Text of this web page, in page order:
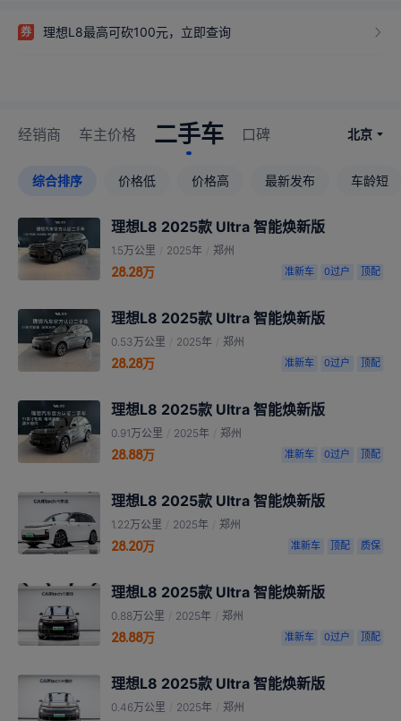
券 理想L8最高可砍100元，立即查询
北京
经销商 车主价格 二手车 口碑
综合排序 价格低 价格高 最新发布 车龄短
理想L8 2025款 Ultra 智能焕新版
1.5万公里 2025年 郑州
28.28万 准新车 0过户 顶配
理想L8 2025款 Ultra 智能焕新版
0.53万公里 2025年 郑州
28.28万 准新车 0过户 顶配
理想L8 2025款 Ultra 智能焕新版
0.91万公里 2025年 郑州
28.88万 准新车 0过户 顶配
理想L8 2025款 Ultra 智能焕新版
1.22万公里 2025年 郑州
28.20万 准新车 顶配 质保
理想L8 2025款 Ultra 智能焕新版
0.88万公里 2025年 郑州
28.88万 准新车 0过户 顶配
理想L8 2025款 Ultra 智能焕新版
0.46万公里 2025年 郑州